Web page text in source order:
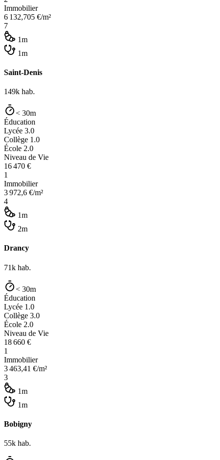
Immobilier
6 132,705 €/m²
7
1m
1m
Saint-Denis
149k hab.
< 30m
Éducation
Lycée 3.0
Collège 1.0
École 2.0
Niveau de Vie
16 470 €
1
Immobilier
3 972,6 €/m²
4
1m
2m
Drancy
71k hab.
< 30m
Éducation
Lycée 1.0
Collège 3.0
École 2.0
Niveau de Vie
18 660 €
1
Immobilier
3 463,41 €/m²
3
1m
1m
Bobigny
55k hab.